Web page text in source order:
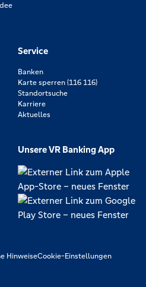
Service
Banken
Karte sperren (116 116)
Standortsuche
Karriere
Aktuelles
Unsere VR Banking App
HinweiseCookie-Einstellungen